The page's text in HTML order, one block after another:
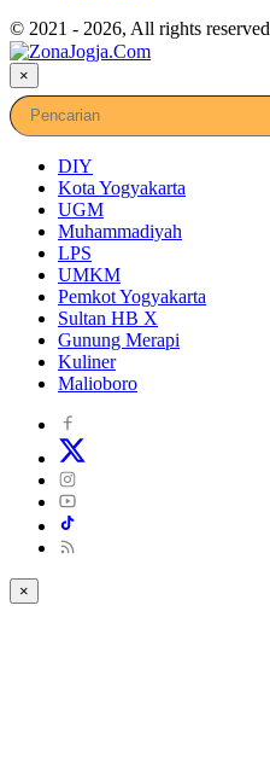
© 2021 - 2026, All rights reserved
×
DIY
Kota Yogyakarta
UGM
Muhammadiyah
LPS
UMKM
Pemkot Yogyakarta
Sultan HB X
Gunung Merapi
Kuliner
Malioboro
×